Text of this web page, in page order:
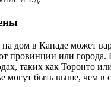
дом в Канаде может
провинции или города.
таких как Торонто
могут быть выше, чем в